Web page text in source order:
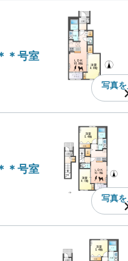
＊号室
写真を
＊号室
写真を